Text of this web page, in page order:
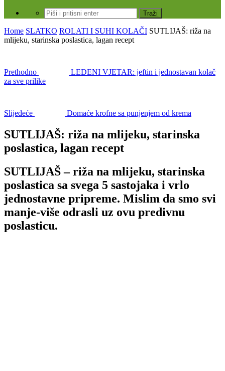
Home SLATKO ROLATI I SUHI KOLAČI SUTLIJAŠ: riža na
mlijeku, starinska poslastica, lagan recept
Prethodno
LEDENI VJETAR: jeftin i jednostavan kolač
za sve prilike
Slijedeće Domaće krofne sa punjenjem od krema
SUTLIJAŠ: riža na mlijeku, starinska
poslastica, lagan recept
SUTLIJAŠ – riža na mlijeku, starinska
poslastica sa svega 5 sastojaka i vrlo
jednostavne pripreme. Mislim da smo svi
manje-više odrasli uz ovu predivnu
poslasticu.